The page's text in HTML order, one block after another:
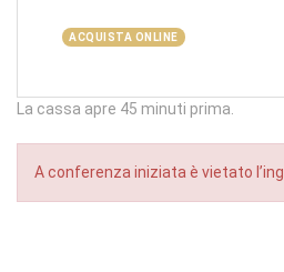
ACQUISTA ONLINE
La cassa apre 45 minuti prima.
A conferenza iniziata è vietato